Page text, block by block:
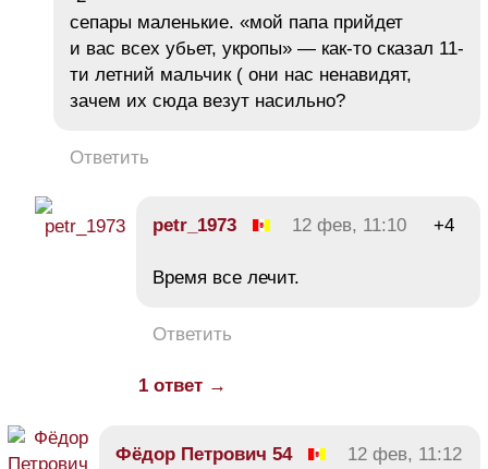
сепары маленькие. «мой папа прийдет
и вас всех убьет, укропы» — как-то сказал 11-
ти летний мальчик ( они нас ненавидят,
зачем их сюда везут насильно?
Ответить
petr_1973 12 фев, 11:10 +4
Время все лечит.
Ответить
1 ответ →
Фёдор Петрович 54
12 фев, 11:12